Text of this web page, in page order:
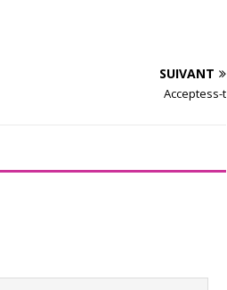
SUIVANT
Acceptess-t